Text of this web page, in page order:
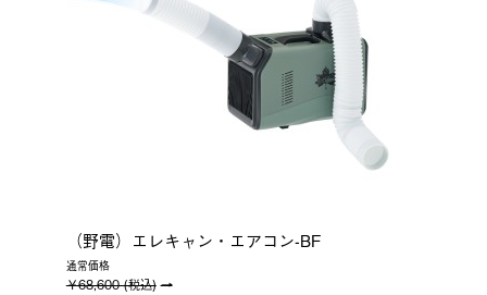
（野電）エレキャン・エアコン-BF
通常価格
￥68,600 (税込)